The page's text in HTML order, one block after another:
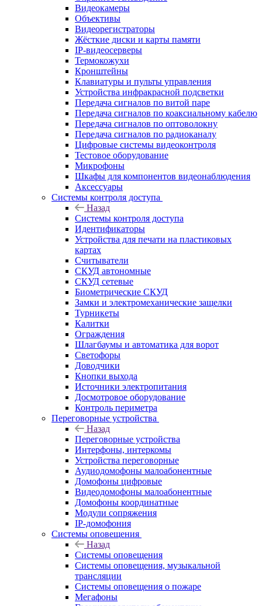
Видеокамеры
Объективы
Видеорегистраторы
Жёсткие диски и карты памяти
IP-видеосерверы
Термокожухи
Кронштейны
Клавиатуры и пульты управления
Устройства инфракрасной подсветки
Передача сигналов по витой паре
Передача сигналов по коаксиальному кабелю
Передача сигналов по оптоволокну
Передача сигналов по радиоканалу
Цифровые системы видеоконтроля
Тестовое оборудование
Микрофоны
Шкафы для компонентов видеонаблюдения
Аксессуары
Системы контроля доступа
Назад
Системы контроля доступа
Идентификаторы
Устройства для печати на пластиковых
картах
Считыватели
СКУД автономные
СКУД сетевые
Биометрические СКУД
Замки и электромеханические защелки
Турникеты
Калитки
Ограждения
Шлагбаумы и автоматика для ворот
Светофоры
Доводчики
Кнопки выхода
Источники электропитания
Досмотровое оборудование
Контроль периметра
Переговорные устройства
Назад
Переговорные устройства
Интерфоны, интеркомы
Устройства переговорные
Аудиодомофоны малоабонентные
Домофоны цифровые
Видеодомофоны малоабонентные
Домофоны координатные
Модули сопряжения
IP-домофония
Системы оповещения
Назад
Системы оповещения
Системы оповещения, музыкальной
трансляции
Системы оповещения о пожаре
Мегафоны